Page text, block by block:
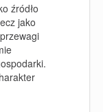
źródło
jako